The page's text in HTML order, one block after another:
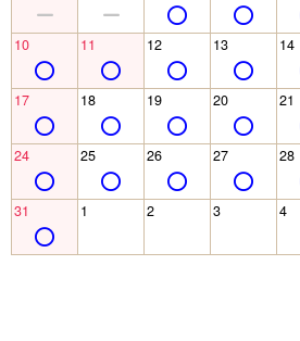
10 11 12 13 14
17 18 19 20 21
24 25 26 27 28
31 1 2 3 4